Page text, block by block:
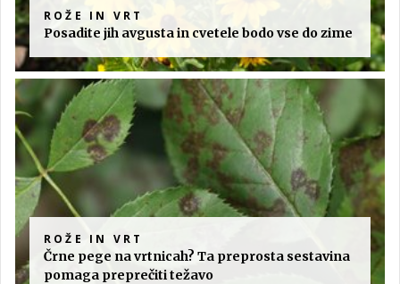
ROŽE IN VRT
Posadite jih avgusta in cvetele bodo vse do zime
ROŽE IN VRT
Črne pege na vrtnicah? Ta preprosta sestavina
pomaga preprečiti težavo